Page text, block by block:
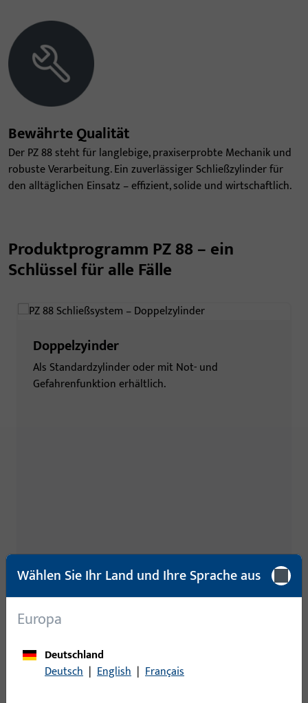
Bewährte Qualität
Der PZ 88 steht für langlebige, praxiserprobte Mechanik und
robuste Verarbeitung. Ein zuverlässiger Schließzylinder für
den alltäglichen Einsatz – effizient, solide und wirtschaftlich.
Produktprogramm PZ 88 – ein
Schlüssel für alle Fälle
Doppelzyinder
Als Standardzylinder oder mit Not- und
Gefahrenfunktion erhältlich.
Wählen Sie Ihr Land und Ihre Sprache aus
Europa
Deutschland
Deutsch | English | Français